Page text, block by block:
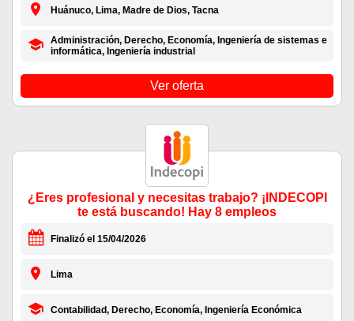
Huánuco, Lima, Madre de Dios, Tacna
Administración, Derecho, Economía, Ingeniería de sistemas e
informática, Ingeniería industrial
Ver oferta
¿Eres profesional y necesitas trabajo? ¡INDECOPI
te está buscando! Hay 8 empleos
Finalizó el 15/04/2026
Lima
Contabilidad, Derecho, Economía, Ingeniería Económica